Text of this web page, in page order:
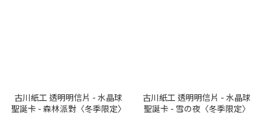
古川紙工 透明明信片 - 水晶球
聖誕卡 - 森林派對〈冬季限定〉
古川紙工 透明明信片 - 水晶球
聖誕卡 - 雪の夜〈冬季限定〉